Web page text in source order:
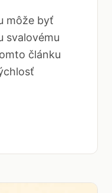
môže byť
svalovému
článku